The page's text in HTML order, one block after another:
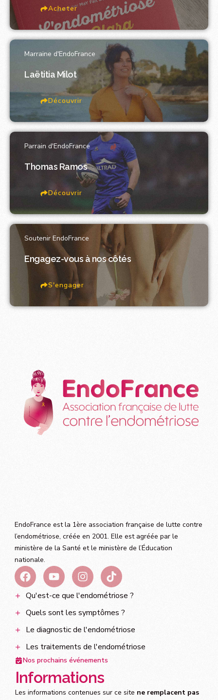
Acheter
Marraine d'EndoFrance
Laëtitia Milot
Découvrir
Parrain d'EndoFrance
Thomas Ramos
Découvrir
Soutenir EndoFrance
Engagez-vous à nos côtés
S'engager
EndoFrance est la 1ère association française de lutte contre
l’endométriose, créée en 2001. Elle est agréée par le
ministère de la Santé et le ministère de l’Éducation
nationale.
Qu'est-ce que l'endométriose ?
Quels sont les symptômes ?
Le diagnostic de l'endométriose
Les traitements de l'endométriose
Nos prochains événements
Informations
Les informations contenues sur ce site ne remplacent pas